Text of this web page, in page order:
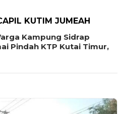
KUTIM JUMEAH
Kampung Sidrap
Pindah KTP Kutai Timur,